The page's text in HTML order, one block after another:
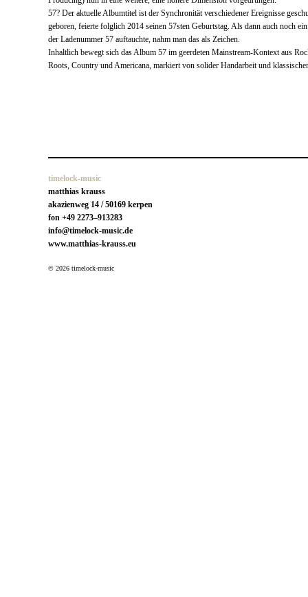
57? Der aktuelle Albumtitel ist der Synchronität verschiedener Ereignisse
geboren, feierte folglich 2014 seinen 57sten Geburtstag. Als dann auch noch
der Ladenummer 57 auftauchte, nahm man das als Zeichen.
Inhaltlich bewegt sich das Album 57 im geerdeten Mainstream-Kontext aus
Roots, Country und Americana, markiert von solider Handarbeit und
timelock-music
matthias krauss
akazienweg 14 / 50169 kerpen
fon +49 2273–913283
info@timelock-music.de
www.matthias-krauss.eu
© 2026 timelock-music